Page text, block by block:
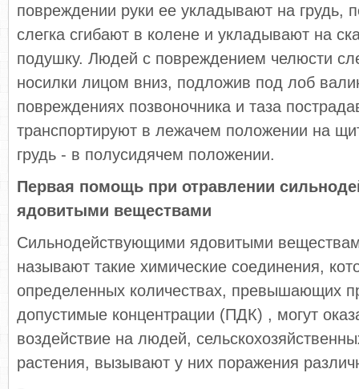
повреждении руки ее укладывают на грудь,
слегка сгибают в колене и укладывают на
подушку. Людей с повреждением челюсти
носилки лицом вниз, подложив под лоб
повреждениях позвоночника и таза
транспортируют в лежачем положении на
грудь - в полусидячем положении.
Первая помощь при отравлении
ядовитыми веществами
Сильнодействующими ядовитыми
называют такие химические соединения,
определенных количествах, превышающих
допустимые концентрации (ПДК) , могут
воздействие на людей,
растения, вызывают у них поражения